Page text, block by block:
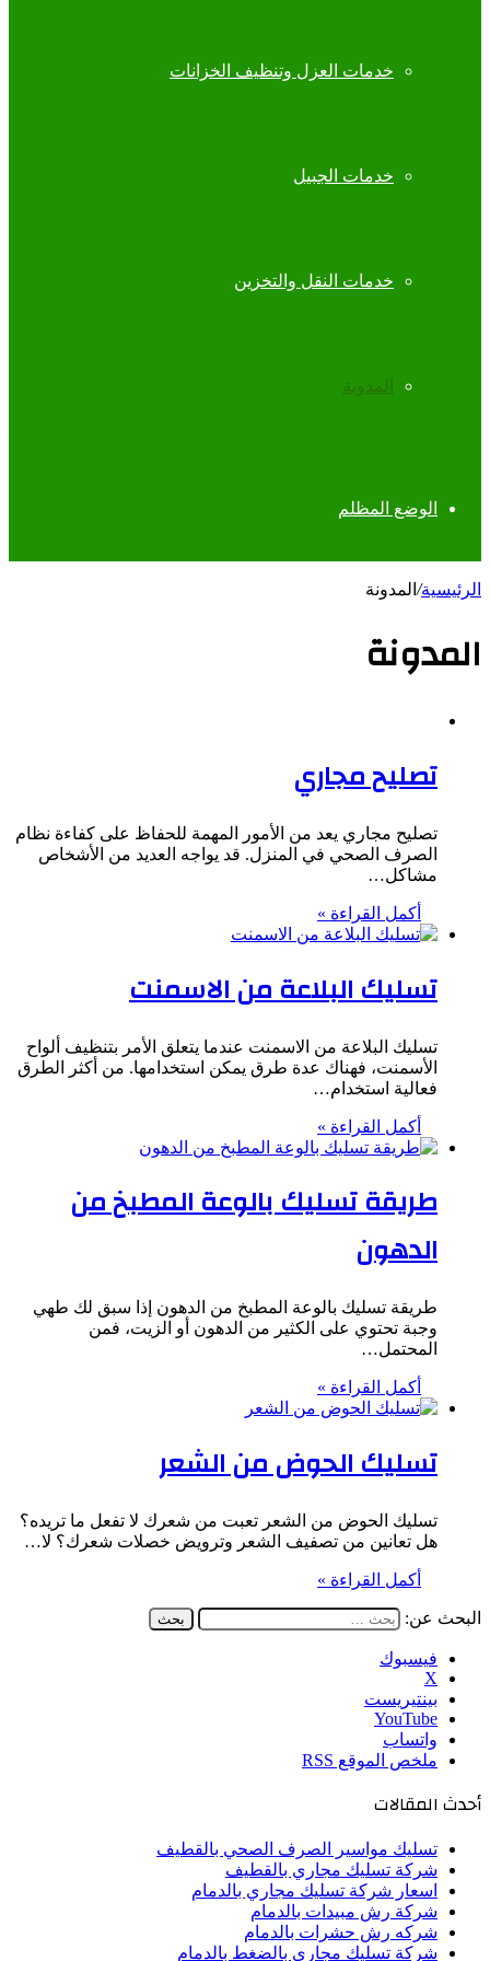
خدمات العزل وتنظيف الخزانات
خدمات الجبيل
خدمات النقل والتخزين
المدونة
الوضع المظلم
الرئيسية/ المدونة
المدونة
تصليح مجاري
تصليح مجاري يعد من الأمور المهمة للحفاظ على كفاءة نظام
الصرف الصحي في المنزل. قد يواجه العديد من الأشخاص
مشاكل…
أكمل القراءة »
تسليك البلاعة من الاسمنت
تسليك البلاعة من الاسمنت عندما يتعلق الأمر بتنظيف ألواح
الأسمنت، فهناك عدة طرق يمكن استخدامها. من أكثر الطرق
فعالية استخدام…
أكمل القراءة »
طريقة تسليك بالوعة المطبخ من
الدهون
طريقة تسليك بالوعة المطبخ من الدهون إذا سبق لك طهي
وجبة تحتوي على الكثير من الدهون أو الزيت، فمن
المحتمل…
أكمل القراءة »
تسليك الحوض من الشعر
تسليك الحوض من الشعر تعبت من شعرك لا تفعل ما تريده؟
هل تعانين من تصفيف الشعر وترويض خصلات شعرك؟ لا…
أكمل القراءة »
البحث عن:
فيسبوك
‫X
بينتيريست
‫YouTube
واتساب
ملخص الموقع RSS
أحدث المقالات
تسليك مواسير الصرف الصحي بالقطيف
شركة تسليك مجاري بالقطيف
اسعار شركة تسليك مجاري بالدمام
شركة رش مبيدات بالدمام
شركه رش حشرات بالدمام
شركة تسليك مجاري بالضغط بالدمام